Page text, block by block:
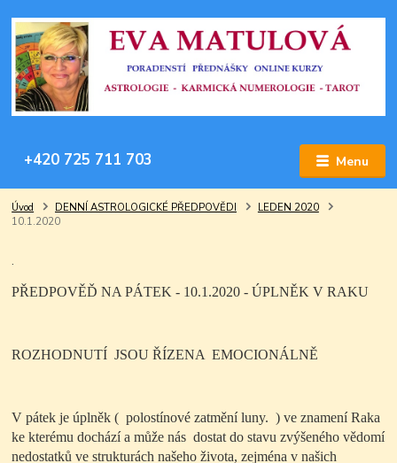
Menu
+420 725 711 703
Úvod DENNÍ ASTROLOGICKÉ PŘEDPOVĚDI
LEDEN 2020
10.1.2020
.
PŘEDPOVĚĎ NA PÁTEK - 10.1.2020 - ÚPLNĚK V RAKU
ROZHODNUTÍ JSOU ŘÍZENA EMOCIONÁLNĚ
V pátek je úplněk ( polostínové zatmění luny. ) ve znamení Raka
ke kterému dochází a může nás dostat do stavu zvýšeného vědomí
nedostatků ve strukturách našeho života, zejména v našich